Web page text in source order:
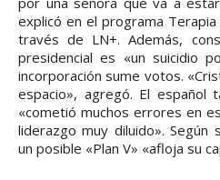
explicó en el programa
través de LN+. Además,
presidencial es «un suicidio
incorporación sume votos.
espacio», agregó. El español
«cometió muchos errores en
liderazgo muy diluido». Según
un posible «Plan V» «afloja su